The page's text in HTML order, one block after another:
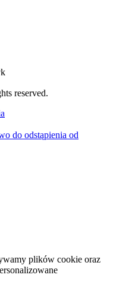
reserved.
do odstąpienia od
plików cookie oraz